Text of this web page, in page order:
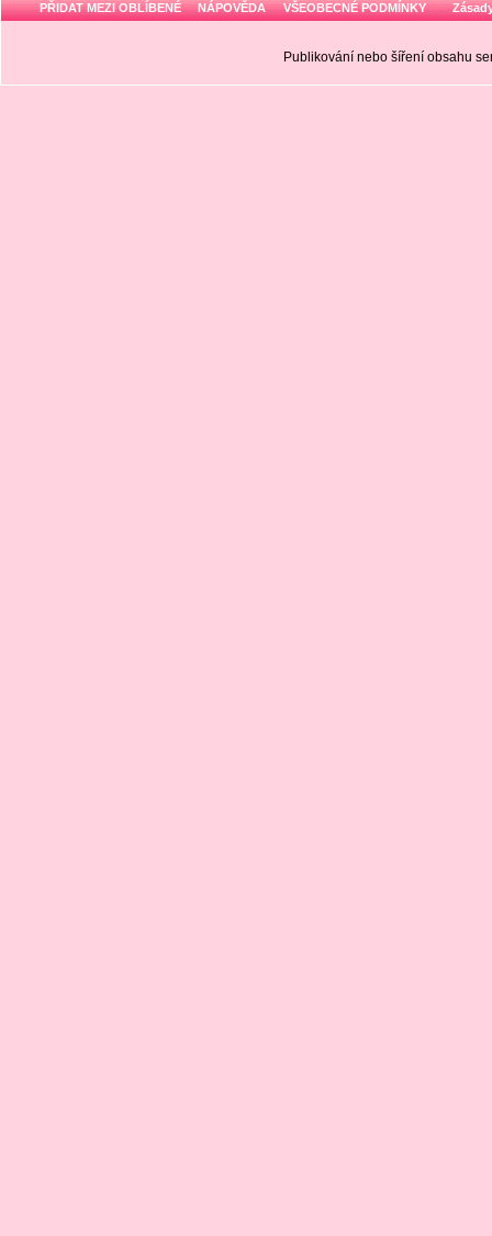
PŘIDAT MEZI OBLÍBENÉ NÁPOVĚDA VŠEOBECNÉ PODMÍNKY
Publikování nebo šíření obsahu